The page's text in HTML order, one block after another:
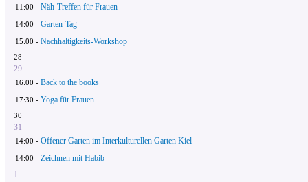
11:00 - Näh-Treffen für Frauen
14:00 - Garten-Tag
15:00 - Nachhaltigkeits-Workshop
28
29
16:00 - Back to the books
17:30 - Yoga für Frauen
30
31
14:00 - Offener Garten im Interkulturellen Garten Kiel
14:00 - Zeichnen mit Habib
1